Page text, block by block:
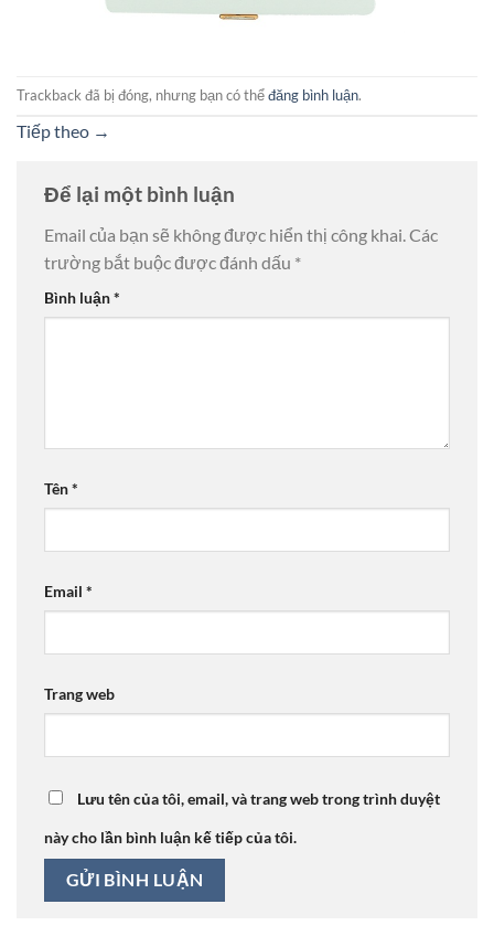
Trackback đã bị đóng, nhưng bạn có thểđăng bình luận.
Tiếp theo →
Để lại một bình luận
Email của bạn sẽ không được hiển thị công khai.Các
trường bắt buộc được đánh dấu *
Bình luận*
Tên*
Email *
Trang web
Lưu tên của tôi, email, và trang web trong trình duyệt
này cho lần bình luận kế tiếp của tôi.